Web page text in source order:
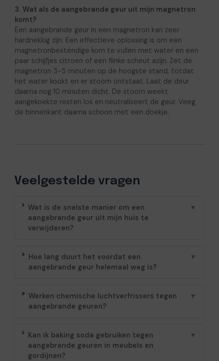
3. Wat als de aangebrande geur uit mijn magnetron
komt?
Een aangebrande geur in een magnetron kan zeer
hardnekkig zijn. Een effectieve oplossing is om een
magnetronbestendige kom te vullen met water en een
paar schijfjes citroen of een flinke scheut azijn. Zet de
magnetron 3-5 minuten op de hoogste stand, totdat
het water kookt en er stoom ontstaat. Laat de deur
daarna nog 10 minuten dicht. De stoom weekt
aangekoekte resten los en neutraliseert de geur. Veeg
de binnenkant daarna schoon met een doekje.
Veelgestelde vragen
Wat is de snelste manier om een
aangebrande geur uit mijn huis te
verwijderen?
▼
Hoe lang duurt het voordat een
aangebrande geur helemaal weg is?
▼
Werken chemische luchtverfrissers tegen
aangebrande geuren?
▼
Kan ik baking soda gebruiken tegen
aangebrande geuren in meubels en
gordijnen?
▼